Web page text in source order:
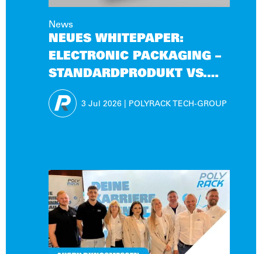
News
NEUES WHITEPAPER:
ELECTRONIC PACKAGING –
STANDARDPRODUKT VS.
INDIVIDUALENTWICKLUNG
3 Jul 2026 POLYRACK TECH-GROUP